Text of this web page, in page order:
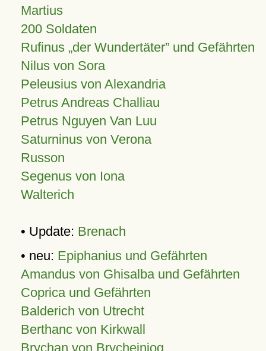
Martius
200 Soldaten
Rufinus „der Wundertäter” und Gefährten
Nilus von Sora
Peleusius von Alexandria
Petrus Andreas Challiau
Petrus Nguyen Van Luu
Saturninus von Verona
Russon
Segenus von Iona
Walterich
• Update: Brenach
• neu: Epiphanius und Gefährten
Amandus von Ghisalba und Gefährten
Coprica und Gefährten
Balderich von Utrecht
Berthanc von Kirkwall
Brychan von Brycheiniog